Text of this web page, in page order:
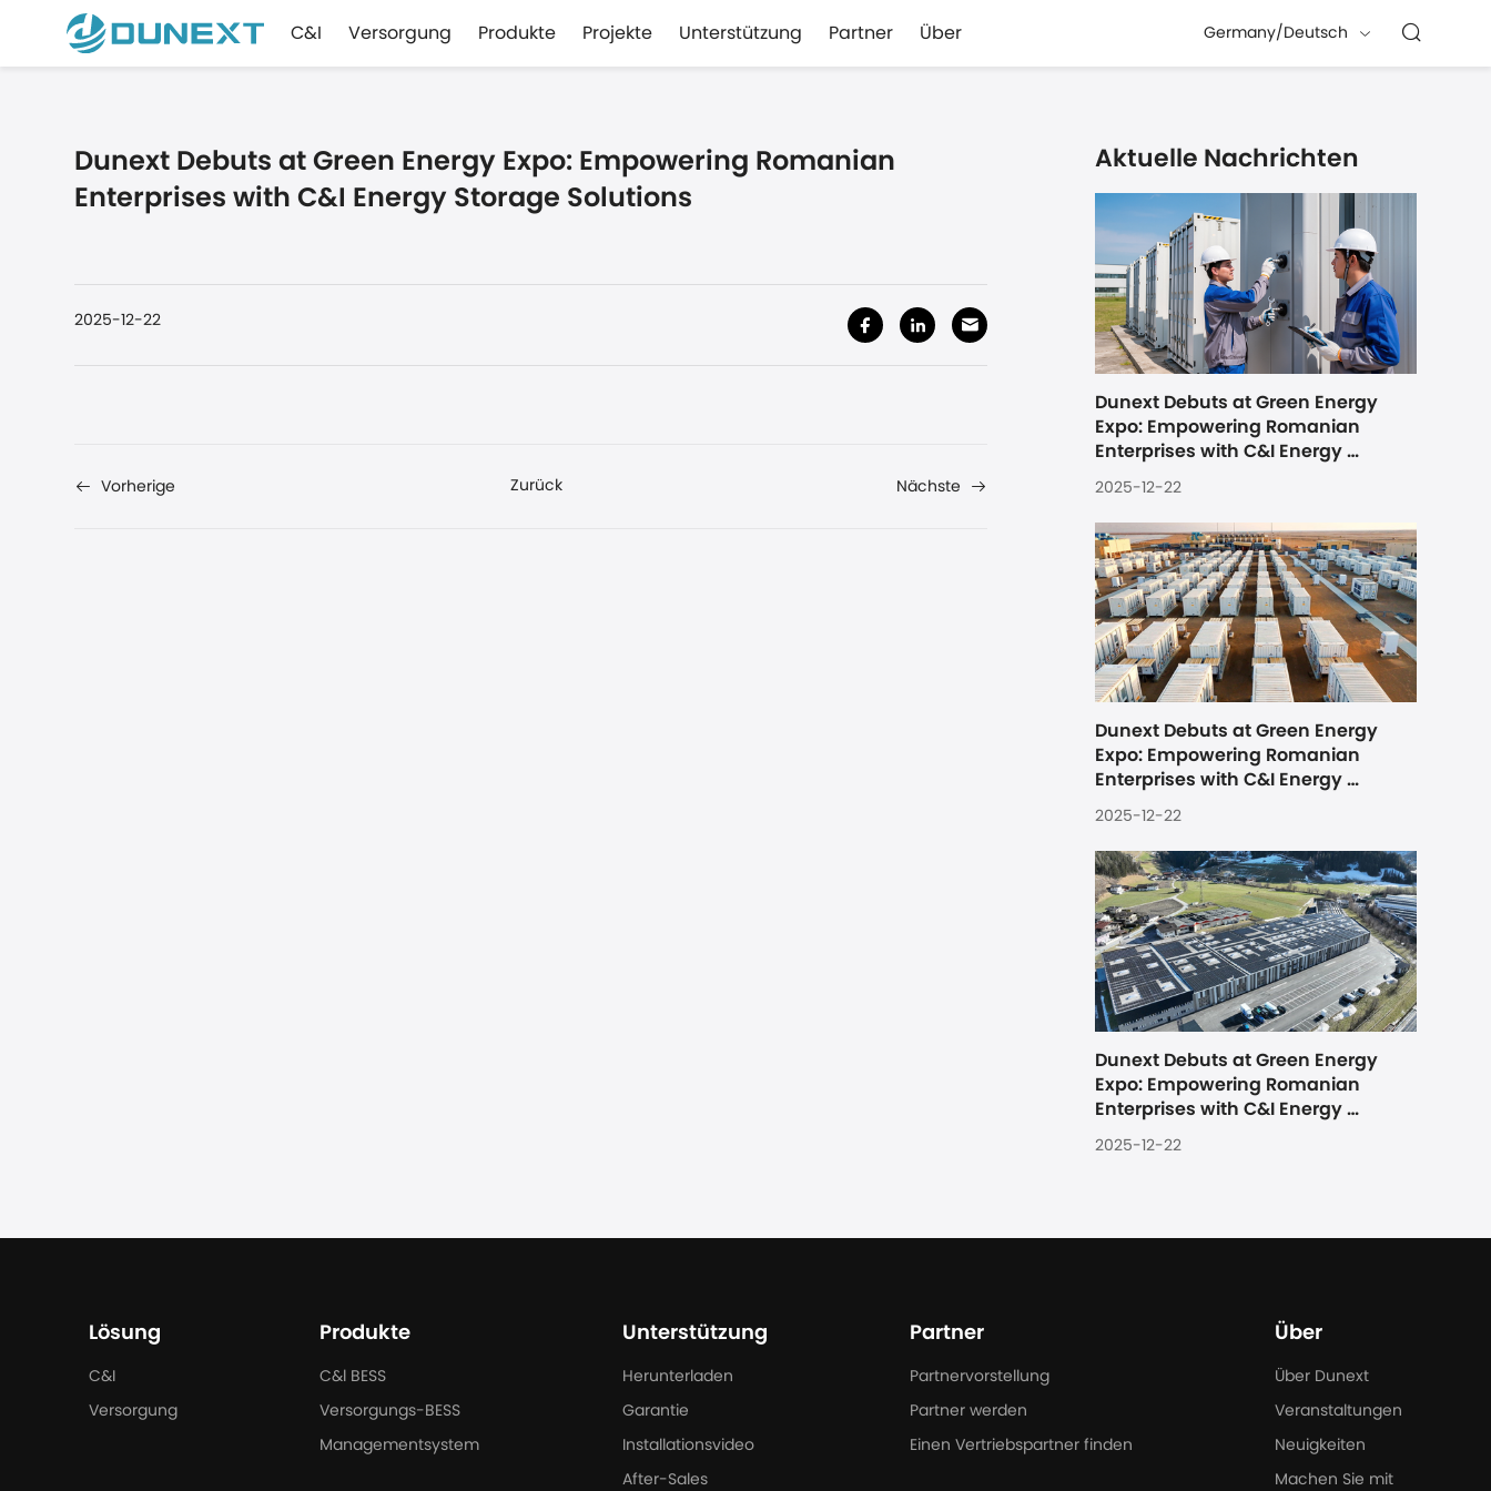
C&I Versorgung Produkte Projekte Unterstützung Partner Über Germany/Deutsch
Dunext Debuts at Green Energy Expo: Empowering Romanian
Enterprises with C&I Energy Storage Solutions
2025-12-22
Vorherige Zurück Nächste
Aktuelle Nachrichten
Dunext Debuts at Green Energy
Expo: Empowering Romanian
Enterprises with C&I Energy
2025-12-22
Dunext Debuts at Green Energy
Expo: Empowering Romanian
Enterprises with C&I Energy
2025-12-22
Dunext Debuts at Green Energy
Expo: Empowering Romanian
Enterprises with C&I Energy
2025-12-22
Lösung
C&I
Versorgung
Produkte
C&l BESS
Versorgungs-BESS
Managementsystem
Unterstützung
Herunterladen
Garantie
Installationsvideo
After-Sales
Partner
Partnervorstellung
Partner werden
Einen Vertriebspartner finden
Über
Über Dunext
Veranstaltungen
Neuigkeiten
Machen Sie mit